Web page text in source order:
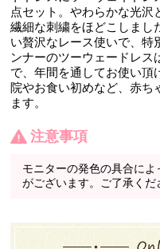
点セット。やわらかな光沢
繊細な刺繍をほどこしまし
い贅沢なレース使いで、特
ンナーのツーウェードレス
で、年間を通してお使い頂
院やお食い初めなど、赤ち
ます。
注意事項
モニターの発色の具合に
がございます。ご了承くだ